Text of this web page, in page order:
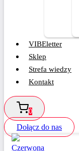
VIBEletter
Sklep
Strefa wiedzy
Kontakt
0
Dołącz do nas